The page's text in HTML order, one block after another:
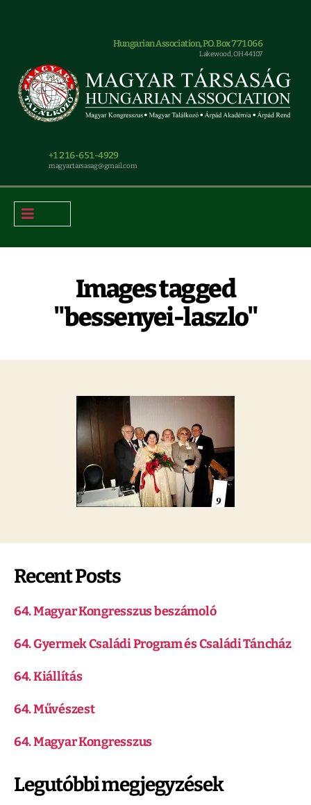
Hungarian Association, P.O. Box 771066
Lakewood, OH 44107
+1 216-651-4929
magyar.tarsasag@gmail.com
Images tagged
"bessenyei-laszlo"
Recent Posts
64. Magyar Kongresszus beszámoló
64. Gyermek Családi Program és Családi Táncház
64. Kiállítás
64. Művészest
64. Magyar Kongresszus
Legutóbbi megjegyzések